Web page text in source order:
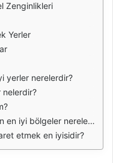
Zenginlikleri
Yerler
yerler nerelerdir?
nelerdir?
iyi bölgeler nerelerdir?
etmek en iyisidir?